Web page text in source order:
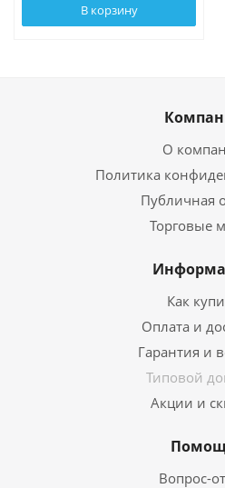
В корзину
О
Политика
Публичная
Торговые
Как
Оплата и
Гарантия и
Типовой
Акции и
Вопрос-